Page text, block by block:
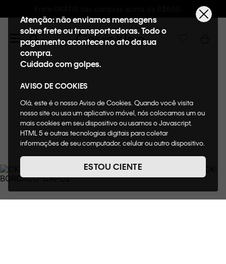
Ganhe 10% de GIFTBACK em todas as compras
Atenção: não enviamos mensagens
sobre frete ou transportadoras. Todo o
pagamento acontece no ato da sua
compra.
Cuidado com golpes.
AVISO DE COOKIES
Olá, este é o nosso Aviso de Cookies. Quando você visita
nosso site ou usa um aplicativo móvel, nós colocamos um ou
mais cookies em seu dispositivo ou usamos o Javascript,
HTML 5 e outras tecnologias digitais para coletar
informações de seu computador, celular ou outro dispositivo.
de cookies, informaremos quais cookies usaremos e quais
suas funções. A forma como processamos os dados
nosso Aviso de Privacidade. Quando você visita nosso site,
ESTOU CIENTE